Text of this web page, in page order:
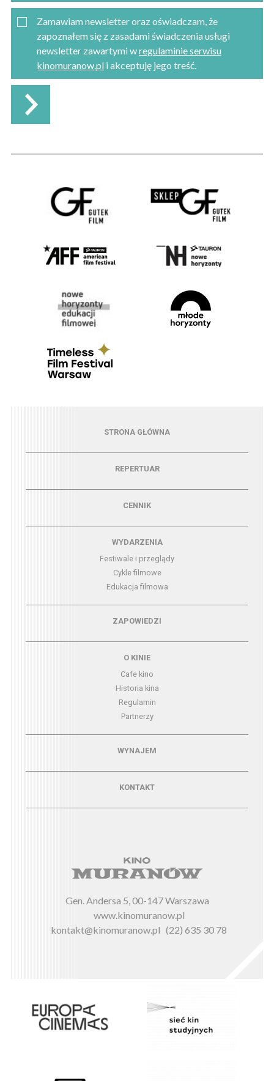
Zamawiam newsletter oraz oświadczam, że
zapoznałem się z zasadami świadczenia usługi
newsletter zawartymi wregulaminie serwisu
kinomuranow.pl i akceptuję jego treść.
Menu - strona główna
STRONA GŁÓWNA
Menu - repertuarREPERTUAR
CENNIK
Menu - wydarzeniaWYDARZENIA
Festiwale i przeglądy
Cykle filmowe
Edukacja filmowa
Menu - zapowiedziZAPOWIEDZI
O KINIE
Cafe kino
Historia kina
Regulamin
Partnerzy
Menu - wynajemWYNAJEM
KONTAKT
Gen. Andersa 5, 00-147 Warszawa
www.kinomuranow.pl
kontakt@kinomuranow.pl (22) 635 30 78